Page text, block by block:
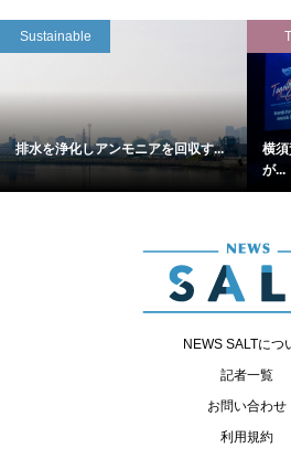
Sustainable
排水を浄化しアンモニアを回収す...
横
が...
NEWS SALTにつ
記者一覧
お問い合わせ
利用規約